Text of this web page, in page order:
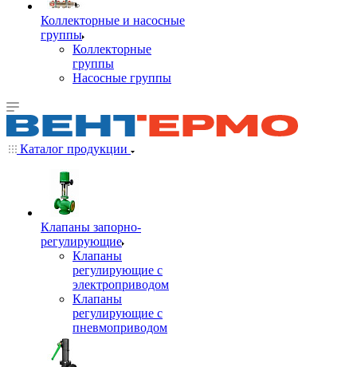
Коллекторные и насосные
группы
Коллекторные
группы
Насосные группы
Каталог продукции
Клапаны запорно-
регулирующие
Клапаны
регулирующие с
электроприводом
Клапаны
регулирующие с
пневмоприводом